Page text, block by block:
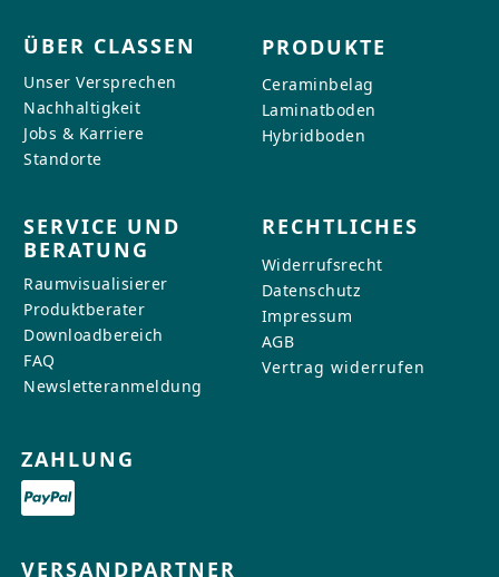
ÜBER CLASSEN
Unser Versprechen
Nachhaltigkeit
Jobs & Karriere
Standorte
PRODUKTE
Ceraminbelag
Laminatboden
Hybridboden
SERVICE UND
BERATUNG
Raumvisualisierer
Produktberater
Downloadbereich
FAQ
Newsletteranmeldung
RECHTLICHES
Widerrufsrecht
Datenschutz
Impressum
AGB
Vertrag widerrufen
ZAHLUNG
VERSANDPARTNER